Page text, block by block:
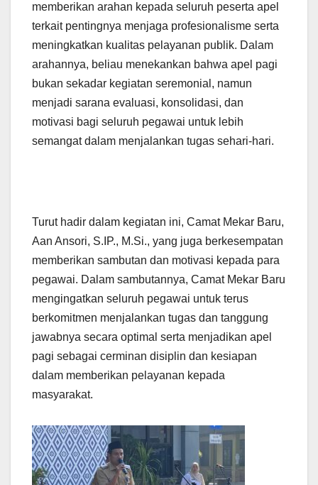
memberikan arahan kepada seluruh peserta apel
terkait pentingnya menjaga profesionalisme serta
meningkatkan kualitas pelayanan publik. Dalam
arahannya, beliau menekankan bahwa apel pagi
bukan sekadar kegiatan seremonial, namun
menjadi sarana evaluasi, konsolidasi, dan
motivasi bagi seluruh pegawai untuk lebih
semangat dalam menjalankan tugas sehari-hari.
Turut hadir dalam kegiatan ini, Camat Mekar Baru,
Aan Ansori, S.IP., M.Si., yang juga berkesempatan
memberikan sambutan dan motivasi kepada para
pegawai. Dalam sambutannya, Camat Mekar Baru
mengingatkan seluruh pegawai untuk terus
berkomitmen menjalankan tugas dan tanggung
jawabnya secara optimal serta menjadikan apel
pagi sebagai cerminan disiplin dan kesiapan
dalam memberikan pelayanan kepada
masyarakat.